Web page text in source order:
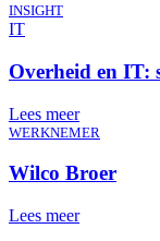
INSIGHT
IT
Overheid en IT:
Lees meer
WERKNEMER
Wilco Broer
Lees meer